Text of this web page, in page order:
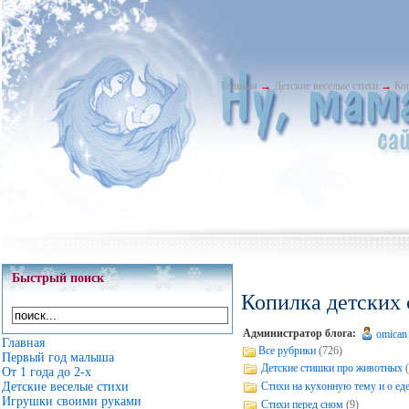
Главная → Детские веселые стихи →
Быстрый поиск
Главная
Первый год малыша
От 1 года до 2-х
Детские веселые стихи
Игрушки своими руками
Копилка детских
Администратор блога:
omican
Все рубрики (726)
Детские стишки про животных
Стихи на кухонную тему и о еде
Стихи перед сном (9)